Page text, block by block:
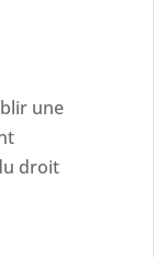
une
droit